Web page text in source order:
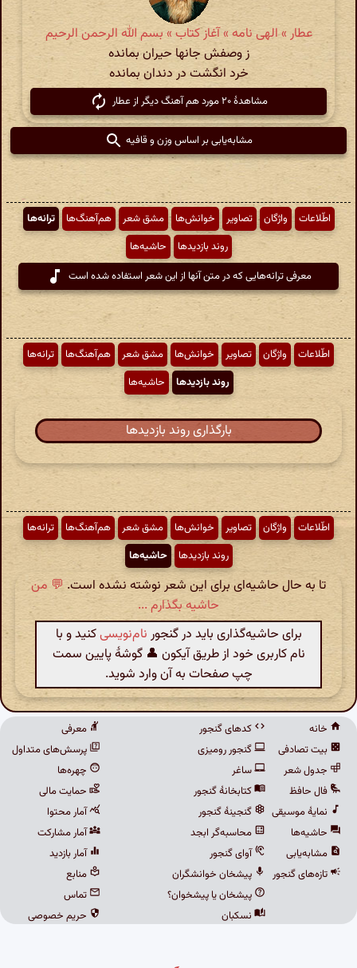
عطار » الهی نامه » آغاز کتاب » بسم الله الرحمن الرحیم
ز وصفش جانها حیران بمانده
خرد انگشت در دندان بمانده
مشاهدهٔ ۲۰ مورد هم آهنگ دیگر از عطار
مشابه‌یابی بر اساس وزن و قافیه
اطّلاعات واژگان تصاویر خوانش‌ها مشق شعر هم‌آهنگ‌ها
ترانه‌ها
روند بازدیدها
حاشیه‌ها
معرفی ترانه‌هایی که در متن آنها از این شعر استفاده شده است
اطّلاعات واژگان تصاویر خوانش‌ها مشق شعر هم‌آهنگ‌ها
ترانه‌ها
روند بازدیدها
حاشیه‌ها
بارگذاری روند بازدیدها
اطّلاعات واژگان تصاویر خوانش‌ها مشق شعر هم‌آهنگ‌ها
ترانه‌ها
روند بازدیدها
حاشیه‌ها
تا به حال حاشیه‌ای برای این شعر نوشته نشده است. 💬 من
حاشیه بگذارم ...
برای حاشیه‌گذاری باید در گنجور نام‌نویسیکنید و با
نام کاربری خود از طریق آیکون 👤 گوشهٔ پایین سمت
چپ صفحات به آن وارد شوید.
خانه
بیت تصادفی
جدول شعر
فال حافظ
نمایهٔ موسیقی
حاشیه‌ها
مشابه‌یابی
تازه‌های گنجور
کدهای گنجور
گنجور رومیزی
ساغر
کتابخانهٔ گنجور
گنجینهٔ گنجور
محاسبه‌گر ابجد
آوای گنجور
پیشخان خوانشگران
پیشخان یا پیشخوان؟
نسکبان
معرفی
پرسش‌های متداول
چهره‌ها
حمایت مالی
آمار محتوا
آمار مشارکت
آمار بازدید
منابع
تماس
حریم خصوصی